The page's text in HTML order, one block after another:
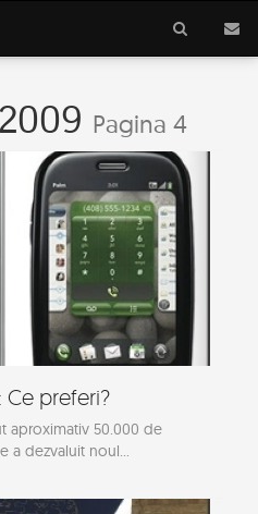
Pagina 4
Ce preferi?
aproximativ 50.000 de
a dezvaluit noul...